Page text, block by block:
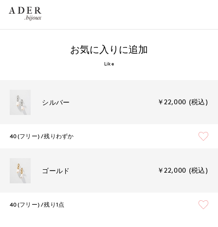
お気に入りに追加
Like
シルバー ￥22,000 (税込)
40(フリー) 残りわずか
ゴールド ￥22,000 (税込)
40(フリー) 残り1点